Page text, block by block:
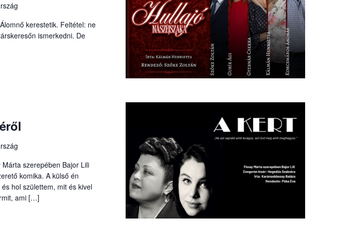
kerestetik. Feltétel: ne
ismerkedni. De
szerepében Bajor Lili
komika. A külső én
hol születtem, mit és kivel
ami […]